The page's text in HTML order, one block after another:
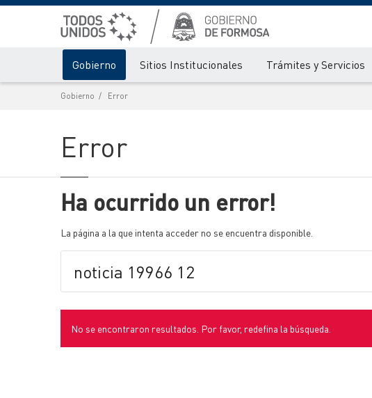
Gobierno Sitios Institucionales Trámites y Servicios
Gobierno Error
Error
Ha ocurrido un error!
La página a la que intenta acceder no se encuentra disponible.
No se encontraron resultados. Por favor, redefina la búsqueda.